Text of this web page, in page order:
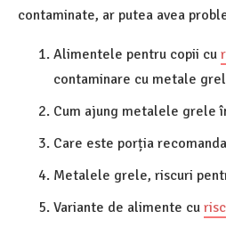
contaminate, ar putea avea
Alimentele pentru copii cu
contaminare cu metale
Cum ajung metalele grele
Care este porția
Metalele grele, riscuri
Variante de alimente cu risc